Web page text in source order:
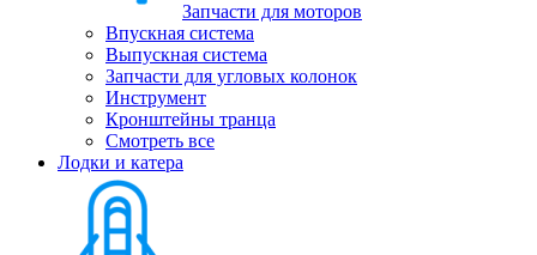
Запчасти для моторов
Впускная система
Выпускная система
Запчасти для угловых колонок
Инструмент
Кронштейны транца
Смотреть все
Лодки и катера